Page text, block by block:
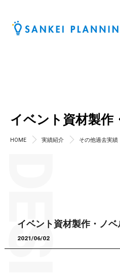
イベント資材製作
HOME 実績紹介 その他過去実績
イベント資材製作・ノベ
2021/06/02